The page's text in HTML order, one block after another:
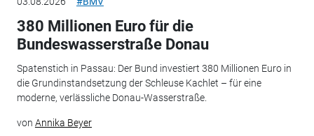
380 Millionen Euro für die
Bundeswasserstraße Donau
Spatenstich in Passau: Der Bund investiert 380 Millionen Euro in
die Grundinstandsetzung der Schleuse Kachlet – für eine
moderne, verlässliche Donau-Wasserstraße.
von Annika Beyer